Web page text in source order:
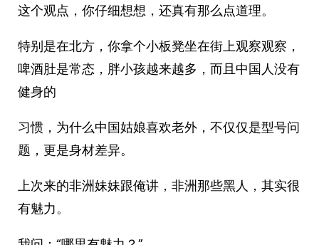
这个观点，你仔细想想，还真有那么点道理。
特别是在北方，你拿个小板凳坐在街上观察观察，
啤酒肚是常态，胖小孩越来越多，而且中国人没有
健身的
习惯，为什么中国姑娘喜欢老外，不仅仅是型号问
题，更是身材差异。
上次来的非洲妹妹跟俺讲，非洲那些黑人，其实很
有魅力。